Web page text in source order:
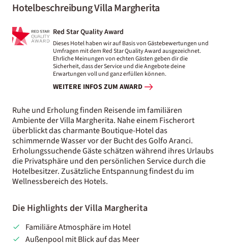
Hotelbeschreibung Villa Margherita
Red Star Quality Award
Dieses Hotel haben wir auf Basis von Gästebewertungen und
Umfragen mit dem Red Star Quality Award ausgezeichnet.
Ehrliche Meinungen von echten Gästen geben dir die
Sicherheit, dass der Service und die Angebote deine
Erwartungen voll und ganz erfüllen können.
WEITERE INFOS ZUM AWARD
Ruhe und Erholung finden Reisende im familiären
Ambiente der Villa Margherita. Nahe einem Fischerort
überblickt das charmante Boutique-Hotel das
schimmernde Wasser vor der Bucht des Golfo Aranci.
Erholungssuchende Gäste schätzen während ihres Urlaubs
die Privatsphäre und den persönlichen Service durch die
Hotelbesitzer. Zusätzliche Entspannung findest du im
Wellnessbereich des Hotels.
Die Highlights der Villa Margherita
Familiäre Atmosphäre im Hotel
Außenpool mit Blick auf das Meer